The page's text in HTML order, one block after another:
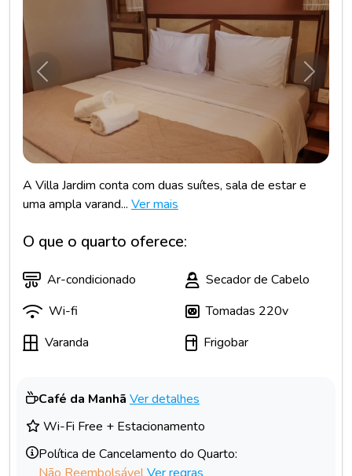
Anterior
A Villa Jardim conta com duas suítes, sala de estar e
uma ampla varand... Ver mais
O que o quarto oferece:
Ar-condicionado
Secador de Cabelo
Wi-fi
Tomadas 220v
Varanda
Frigobar
Café da Manhã Ver detalhes
Wi-Fi Free + Estacionamento
Política de Cancelamento do Quarto: